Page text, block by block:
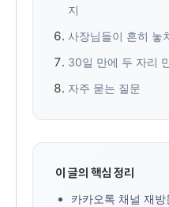
지
사장님들이 흔히 놓
30일 만에 두 자리
자주 묻는 질문
이 글의 핵심 정리
카카오톡 채널 재